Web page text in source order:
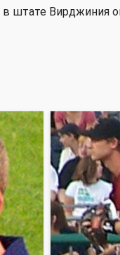
штате Вирджиния